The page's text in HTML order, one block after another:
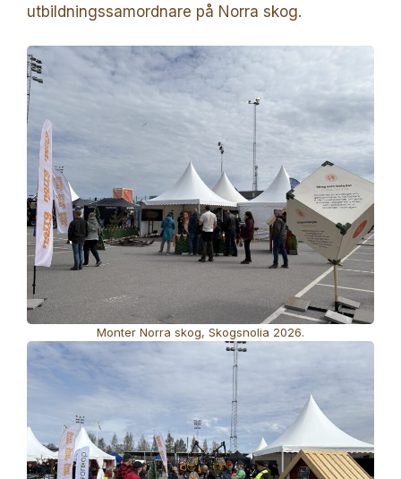
utbildningssamordnare på Norra skog.
Monter Norra skog, Skogsnolia 2026.